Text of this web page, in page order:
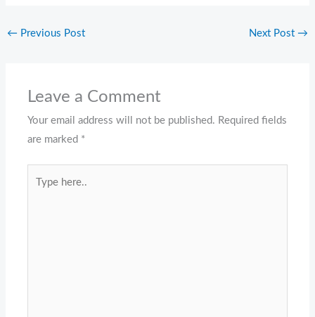
← Previous Post Next Post →
Leave a Comment
Your email address will not be published. Required fields
are marked *